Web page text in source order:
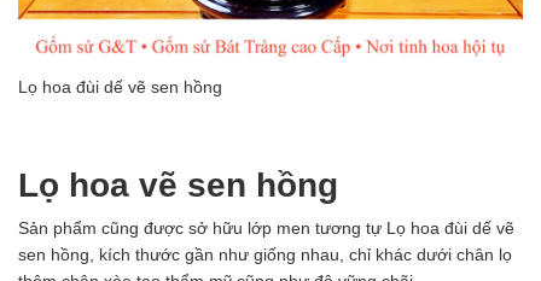
Lọ hoa đùi dế vẽ sen hồng
Lọ hoa vẽ sen hồng
Sản phẩm cũng được sở hữu lớp men tương tự Lọ hoa đùi dế vẽ
sen hồng, kích thước gần như giống nhau, chỉ khác dưới chân lọ